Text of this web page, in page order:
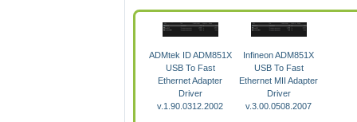
ADMtek ID ADM851X
USB To Fast
Ethernet Adapter
Driver
v.1.90.0312.2002
Infineon ADM851X
USB To Fast
Ethernet MII Adapter
Driver
v.3.00.0508.2007